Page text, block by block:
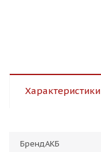
Характеристики
БрендАКБ